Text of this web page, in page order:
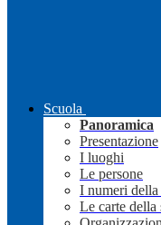
Scuola
Panoramica
Presentazione
I luoghi
Le persone
I numeri della
Le carte della